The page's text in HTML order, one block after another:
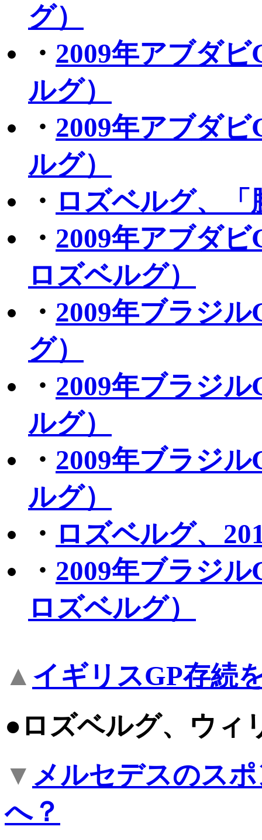
グ）
・ 2009年アブダ
ルグ）
・ 2009年アブダ
ルグ）
・ ロズベルグ、
・ 2009年アブダ
ロズベルグ）
・ 2009年ブラジ
グ）
・ 2009年ブラジ
ルグ）
・ 2009年ブラジ
ルグ）
・ ロズベルグ、
・ 2009年ブラジ
ロズベルグ）
▲ イギリスGP存続
●ロズベルグ、ウィ
▼ メルセデスのス
へ？